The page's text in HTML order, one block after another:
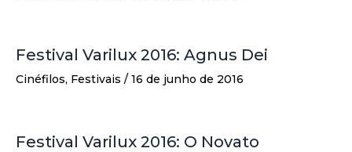
Festival Varilux 2016: Agnus Dei
Cinéfilos, Festivais / 16 de junho de 2016
Festival Varilux 2016: O Novato